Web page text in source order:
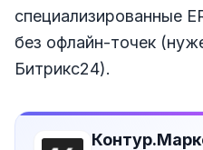
специализированные
без офлайн-точек
Битрикс24).